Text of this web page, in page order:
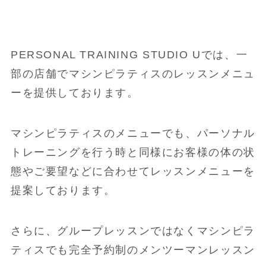
PERSONAL TRAINING STUDIO Uでは、一
部の店舗でマシンピラティスのレッスンメニュ
ーを提供しております。
マシンピラティスのメニューでも、パーソナル
トレーニングを行う時と同様にお客様の体の状
態やご要望などに合わせてレッスンメニューを
提案しております。
さらに、グループレッスンではなくマシンピラ
ティスでも完全予約制のメンツーマンレッスン